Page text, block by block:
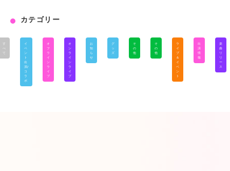
カテゴリー
す
べ
て
イ
ベ
ン
ト
出
演/
コ
ラ
ボ
オ
フ
ラ
イ
ン
ラ
イ
ブ
オ
ン
ラ
イ
ン
ラ
イ
ブ
お
知
ら
せ
グ
ッ
ズ
そ
の
他
そ
の
他
ラ
イ
ブ
＆
イ
ベ
ン
ト
出
演
情
報
楽
曲
リ
リ
ー
ス